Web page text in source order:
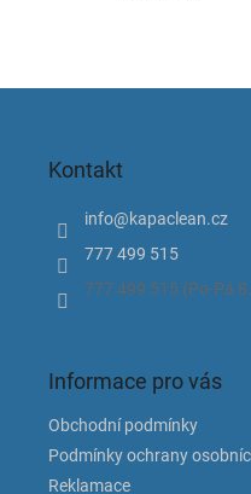
Kontakt
info@kapaclean.cz
777 499 515
777 499 515 (Po-Pá
Informace pro vás
Obchodní podmínky
Podmínky ochrany
Reklamace